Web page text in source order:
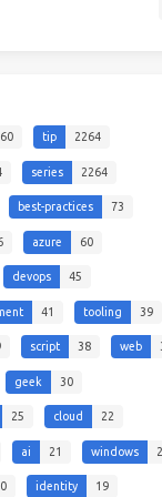
tip 2264
series 2264
best-practices 73
azure 60
devops 45
41 tooling 39
script 38 web
geek 30
25 cloud 22
ai 21 windows
identity 19